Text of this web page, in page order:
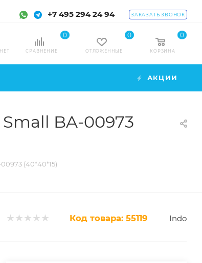
+7 495 294 24 94 ЗАКАЗАТЬ ЗВОНОК
СРАВНЕНИЕ
0
ОТЛОЖЕННЫЕ
0
КОРЗИНА
0
АКЦИИ
BA-00973
(40*40*15)
Код товара: 55119 Indo